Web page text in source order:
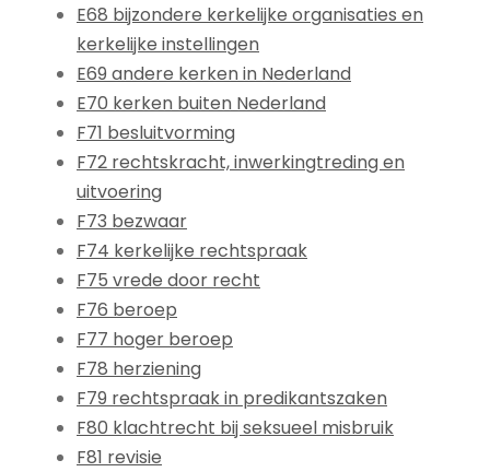
E68 bijzondere kerkelijke organisaties en
kerkelijke instellingen
E69 andere kerken in Nederland
E70 kerken buiten Nederland
F71 besluitvorming
F72 rechtskracht, inwerkingtreding en
uitvoering
F73 bezwaar
F74 kerkelijke rechtspraak
F75 vrede door recht
F76 beroep
F77 hoger beroep
F78 herziening
F79 rechtspraak in predikantszaken
F80 klachtrecht bij seksueel misbruik
F81 revisie